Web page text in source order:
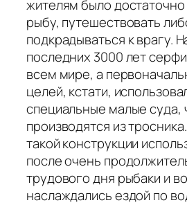
жителям было
рыбу, путешествовать
подкрадываться к врагу.
последних 3000 лет
всем мире, а
целей, кстати,
специальные малые суда,
производятся из
такой конструкции
после очень
трудового дня рыбаки и
наслаждались ездой по